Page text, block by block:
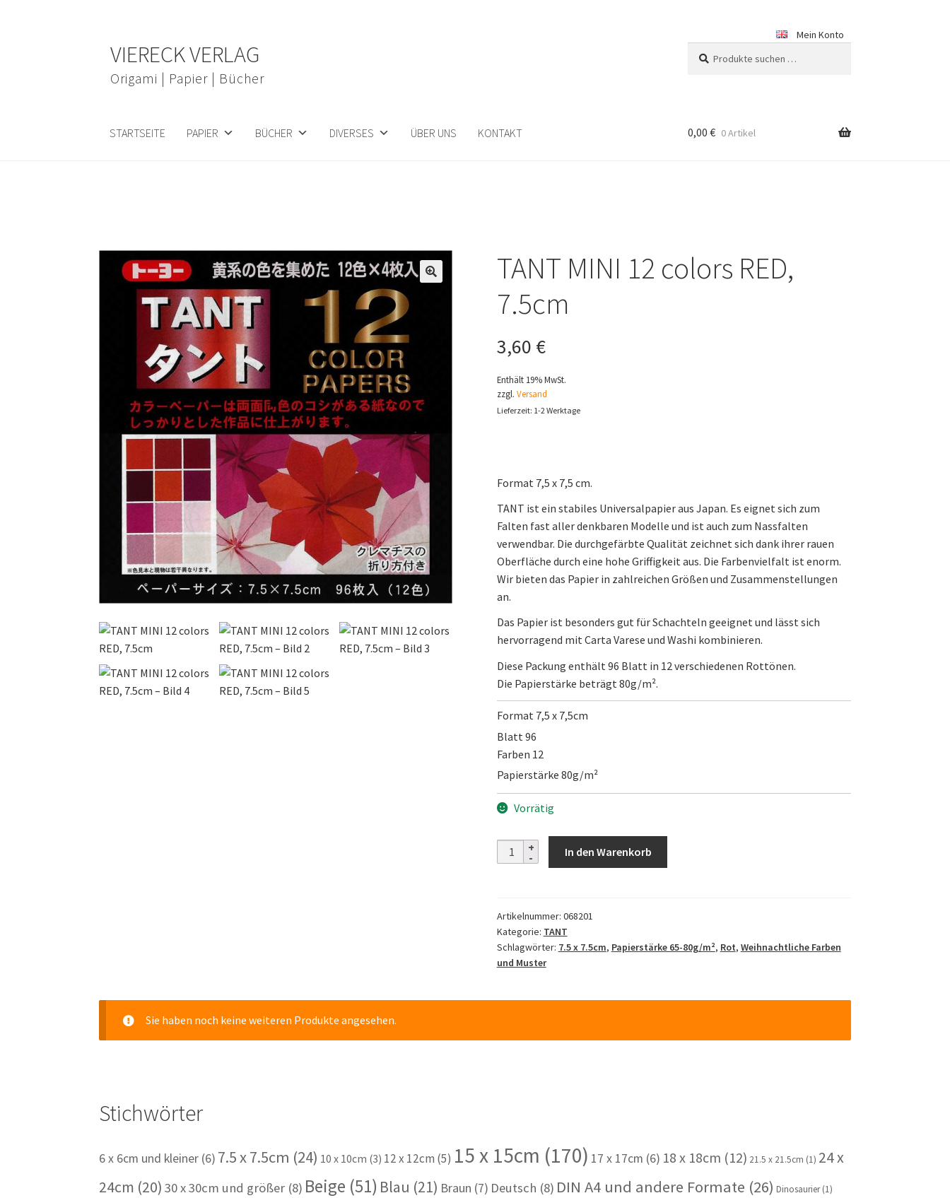
Navigation
springen
Inhalt
springen
VIERECK VERLAG
Origami | Papier | Bücher
Mein Konto
nach:
STARTSEITE PAPIER BÜCHER DIVERSES ÜBER UNS KONTAKT 0,00 € 0 Artikel
TANT MINI 12 colors RED,
7.5cm
3,60 €
Enthält 19% MwSt.
zzgl. Versand
Lieferzeit: 1-2 Werktage
Format 7,5 x 7,5 cm.
TANT ist ein stabiles Universalpapier aus Japan. Es eignet sich zum
Falten fast aller denkbaren Modelle und ist auch zum Nassfalten
verwendbar. Die durchgefärbte Qualität zeichnet sich dank ihrer rauen
Oberfläche durch eine hohe Griffigkeit aus. Die Farbenvielfalt ist enorm.
Wir bieten das Papier in zahlreichen Größen und Zusammenstellungen
an.
Das Papier ist besonders gut für Schachteln geeignet und lässt sich
hervorragend mit Carta Varese und Washi kombinieren.
Diese Packung enthält 96 Blatt in 12 verschiedenen Rottönen.
Die Papierstärke beträgt 80g/m².
Format 7,5 x 7,5cm
Blatt 96
Farben 12
Papierstärke 80g/m²
Vorrätig
TANT
MINI
RED,
7.5cm
Menge
In den Warenkorb
Artikelnummer: 068201
Kategorie: TANT
Schlagwörter: 7.5 x 7.5cm, Papierstärke 65-80g/m², Rot, Weihnachtliche Farben
und Muster
Sie haben noch keine weiteren Produkte angesehen.
Stichwörter
6 x 6cm und kleiner (6) 7.5 x 7.5cm (24) 10 x 10cm (3) 12 x 12cm (5) 15 x 15cm (170) 17 x 17cm (6) 18 x 18cm (12) 21.5 x 21.5cm (1) 24 x
24cm (20) 30 x 30cm und größer (8) Beige (51) Blau (21) Braun (7) Deutsch (8) DIN A4 und andere Formate (26) Dinosaurier(1)